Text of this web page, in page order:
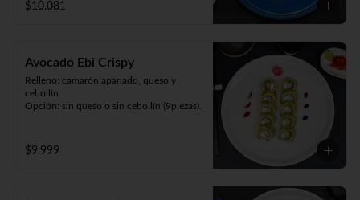
$10.081
Avocado Ebi Crispy
Relleno: camarón apanado, queso y
cebollín.
Opción: sin queso o sin cebollín (9piezas).
$9.999